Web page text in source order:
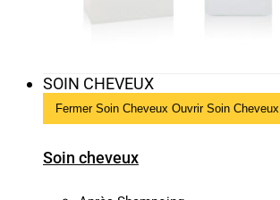
SOIN CHEVEUX
Fermer Soin Cheveux Ouvrir Soin Cheveux
Soin cheveux